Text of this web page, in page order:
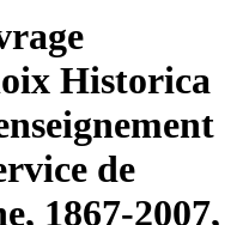
Historica
de
1867-2007,